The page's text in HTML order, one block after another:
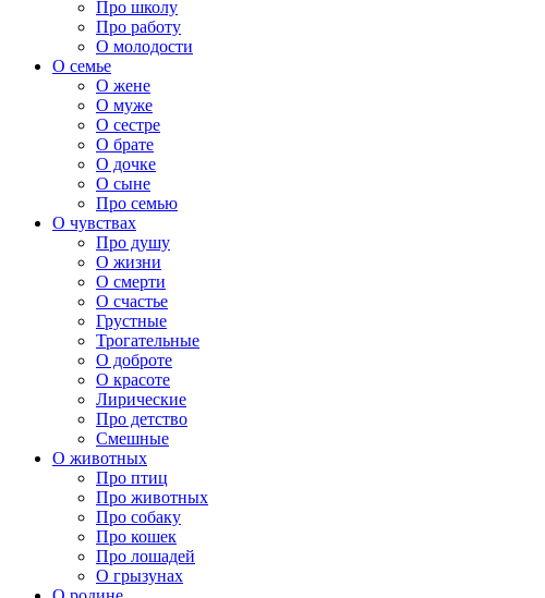
Про школу
Про работу
О молодости
О семье
О жене
О муже
О сестре
О брате
О дочке
О сыне
Про семью
О чувствах
Про душу
О жизни
О смерти
О счастье
Грустные
Трогательные
О доброте
О красоте
Лирические
Про детство
Смешные
О животных
Про птиц
Про животных
Про собаку
Про кошек
Про лошадей
О грызунах